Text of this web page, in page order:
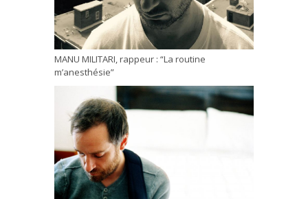
MANU MILITARI, rappeur : “La routine
m’anesthésie”